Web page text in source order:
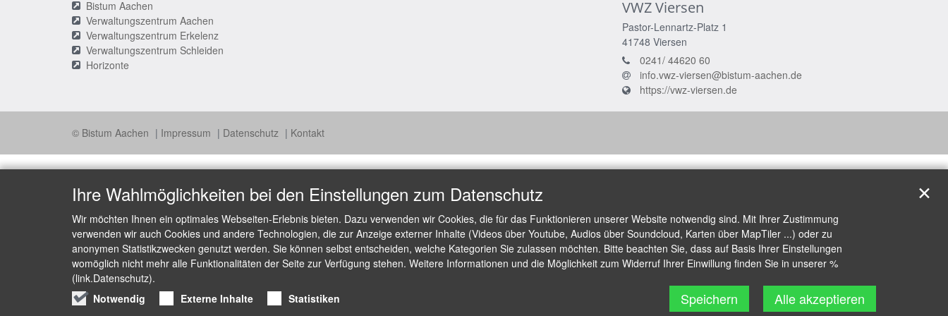
Bistum Aachen
Verwaltungszentrum Aachen
Verwaltungszentrum Erkelenz
Verwaltungszentrum Schleiden
Horizonte
VWZ Viersen
Pastor-Lennartz-Platz 1
41748 Viersen
0241/ 44620 60
info.vwz-viersen@bistum-aachen.de
https://vwz-viersen.de
© Bistum Aachen Impressum Datenschutz Kontakt
Ihre Wahlmöglichkeiten bei den Einstellungen zum Datenschutz
Wir möchten Ihnen ein optimales Webseiten-Erlebnis bieten. Dazu verwenden wir Cookies, die für das Funktionieren unserer Website notwendig sind. Mit Ihrer Zustimmung
verwenden wir auch Cookies und andere Technologien, die zur Anzeige externer Inhalte (Videos über Youtube, Audios über Soundcloud, Karten über MapTiler ...) oder zu
anonymen Statistikzwecken genutzt werden. Sie können selbst entscheiden, welche Kategorien Sie zulassen möchten. Bitte beachten Sie, dass auf Basis Ihrer Einstellungen
womöglich nicht mehr alle Funktionalitäten der Seite zur Verfügung stehen. Weitere Informationen und die Möglichkeit zum Widerruf Ihrer Einwillung finden Sie in unserer %
(link.Datenschutz).
Notwendig
Externe Inhalte Statistiken Speichern Alle akzeptieren
✕